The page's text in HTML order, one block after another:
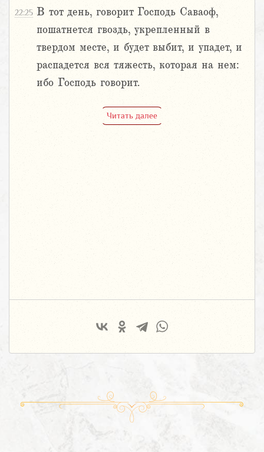
22:25 В тот день, говорит Господь Саваоф,
пошатнется гвоздь, укрепленный в
твердом месте, и будет выбит, и упадет, и
распадется вся тяжесть, которая на нем:
ибо Господь говорит.
Читать далее